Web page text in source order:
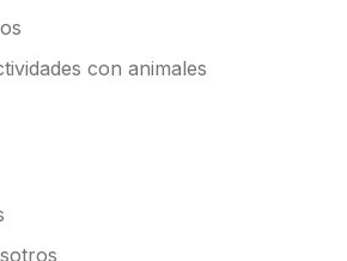
con animales